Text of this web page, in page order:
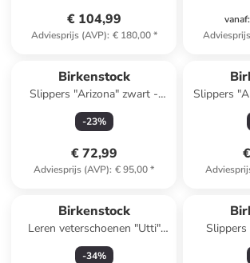
€ 104,99
Adviesprijs (AVP): € 180,00*
vanaf:
Birkenstock
Slippers "Arizona" zwart -
wijdte N
-23%
€ 72,99
Adviesprijs (AVP): € 95,00*
Slippers
Birkenstock
Leren veterschoenen "Utti"
beige
-34%
Slippers